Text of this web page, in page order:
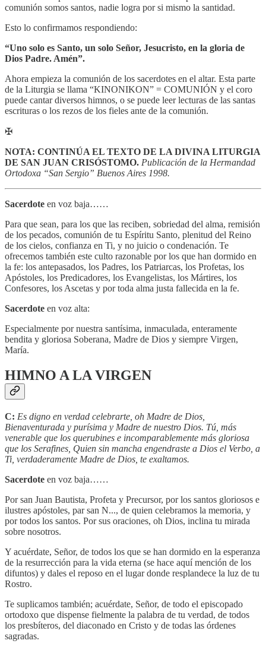
comunión somos santos, nadie logra por si mismo la santidad.
Esto lo confirmamos respondiendo:
“Uno solo es Santo, un solo Señor, Jesucristo, en la gloria de
Dios Padre. Amén”.
Ahora empieza la comunión de los sacerdotes en el altar. Esta parte
de la Liturgia se llama “KINONIKON” = COMUNIÓN y el coro
puede cantar diversos himnos, o se puede leer lecturas de las santas
escrituras o los rezos de los fieles ante de la comunión.
✠
NOTA: CONTINÚA EL TEXTO DE LA DIVINA LITURGIA
DE SAN JUAN CRISÓSTOMO. Publicación de la Hermandad
Ortodoxa “San Sergio” Buenos Aires 1998.
Sacerdote en voz baja……
Para que sean, para los que las reciben, sobriedad del alma, remisión
de los pecados, comunión de tu Espíritu Santo, plenitud del Reino
de los cielos, confianza en Ti, y no juicio o condenación. Te
ofrecemos también este culto razonable por los que han dormido en
la fe: los antepasados, los Padres, los Patriarcas, los Profetas, los
Apóstoles, los Predicadores, los Evangelistas, los Mártires, los
Confesores, los Ascetas y por toda alma justa fallecida en la fe.
Sacerdote en voz alta:
Especialmente por nuestra santísima, inmaculada, enteramente
bendita y gloriosa Soberana, Madre de Dios y siempre Virgen,
María.
HIMNO A LA VIRGEN
C: Es digno en verdad celebrarte, oh Madre de Dios,
Bienaventurada y purísima y Madre de nuestro Dios. Tú, más
venerable que los querubines e incomparablemente más gloriosa
que los Serafines, Quien sin mancha engendraste a Dios el Verbo, a
Ti, verdaderamente Madre de Dios, te exaltamos.
Sacerdote en voz baja……
Por san Juan Bautista, Profeta y Precursor, por los santos gloriosos e
ilustres apóstoles, par san N..., de quien celebramos la memoria, y
por todos los santos. Por sus oraciones, oh Dios, inclina tu mirada
sobre nosotros.
Y acuérdate, Señor, de todos los que se han dormido en la esperanza
de la resurrección para la vida eterna (se hace aquí mención de los
difuntos) y dales el reposo en el lugar donde resplandece la luz de tu
Rostro.
Te suplicamos también; acuérdate, Señor, de todo el episcopado
ortodoxo que dispense fielmente la palabra de tu verdad, de todos
los presbíteros, del diaconado en Cristo y de todas las órdenes
sagradas.